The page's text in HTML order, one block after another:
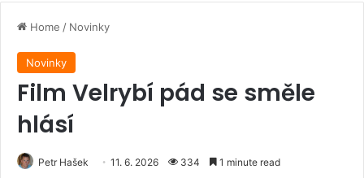
Home / Novinky
Novinky
Film Velrybí pád se směle
hlásí
Petr Hašek 11. 6. 2026 334 1 minute read